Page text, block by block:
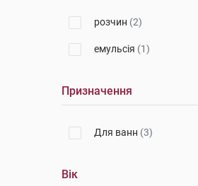
розчин (2)
емульсія (1)
Призначення
Для ванн (3)
Вік